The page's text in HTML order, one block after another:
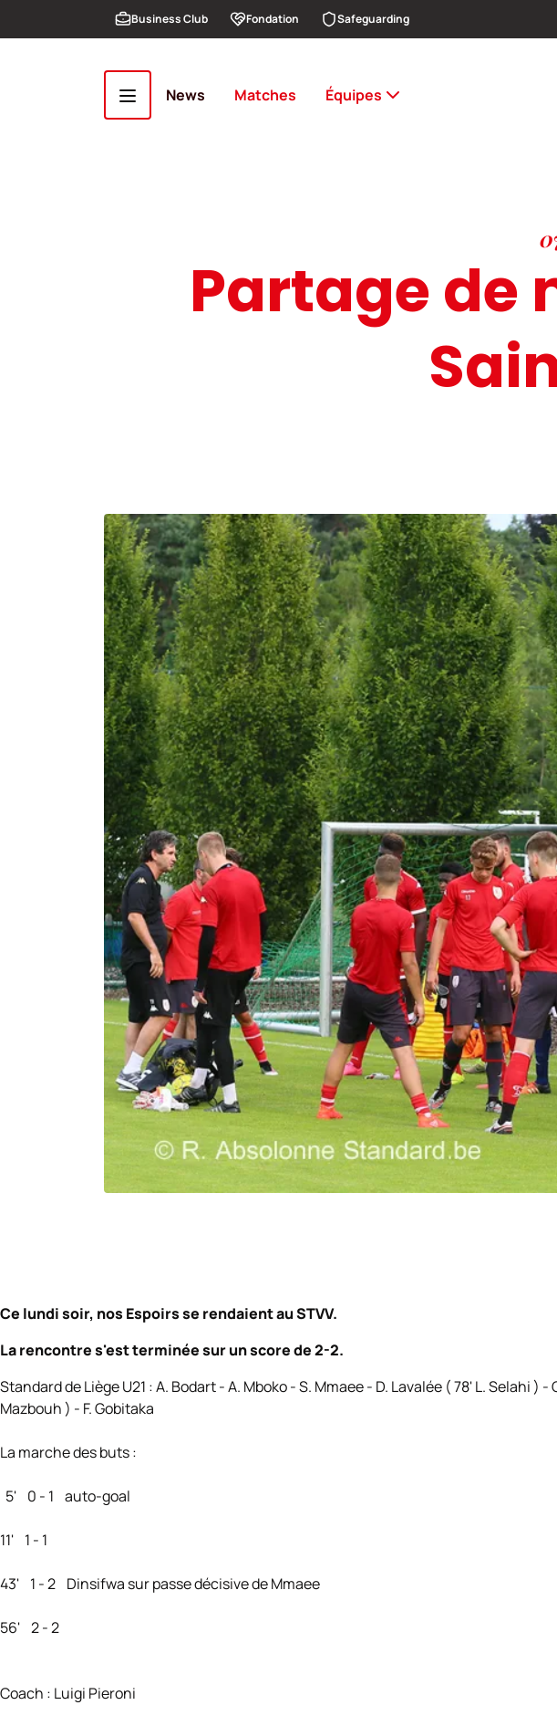
Aller au contenu principalBusiness Club Fondation Safeguarding
News Matches Équipes
Partage de
Ce lundi soir, nos Espoirs se rendaient au STVV.
La rencontre s'est terminée sur un score de 2-2.
Standard de Liège U21 : A. Bodart - A. Mboko - S. Mmaee - D. Lavalée ( 78' L. Selahi
Mazbouh ) - F. Gobitaka
La marche des buts :
5' 0 - 1 auto-goal
11' 1 - 1
43' 1 - 2 Dinsifwa sur passe décisive de Mmaee
56' 2 - 2
Coach : Luigi Pieroni